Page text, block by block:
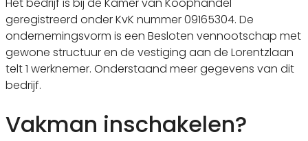
geregistreerd onder KvK nummer 09165304. De
ondernemingsvorm is een Besloten vennootschap met
gewone structuur en de vestiging aan de Lorentzlaan
telt 1 werknemer. Onderstaand meer gegevens van dit
bedrijf.
Vakman inschakelen?